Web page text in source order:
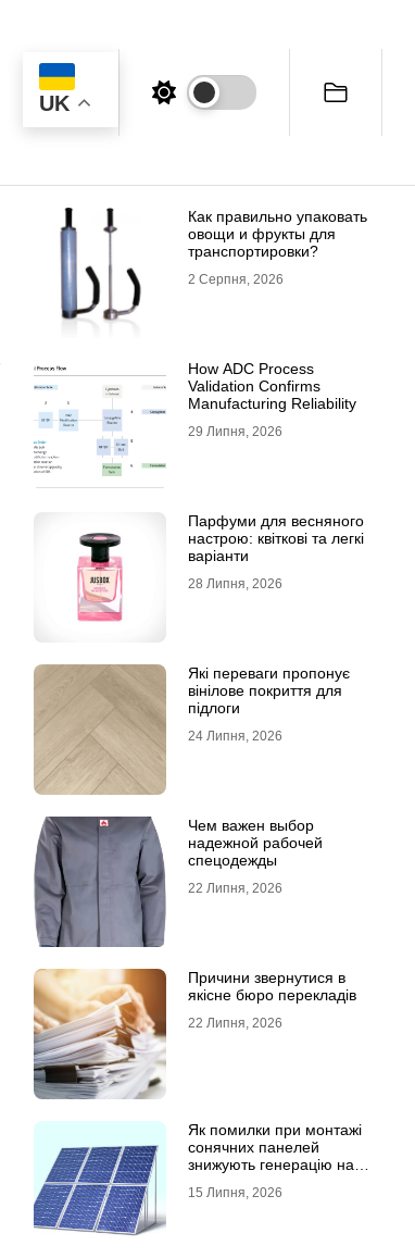
UK
Как правильно упаковать
овощи и фрукты для
транспортировки?
2 Серпня, 2026
How ADC Process
Validation Confirms
Manufacturing Reliability
29 Липня, 2026
Парфуми для весняного
настрою: квіткові та легкі
варіанти
28 Липня, 2026
Які переваги пропонує
вінілове покриття для
підлоги
24 Липня, 2026
Чем важен выбор
надежной рабочей
спецодежды
22 Липня, 2026
Причини звернутися в
якісне бюро перекладів
22 Липня, 2026
Як помилки при монтажі
сонячних панелей
знижують генерацію на
15 Липня, 2026